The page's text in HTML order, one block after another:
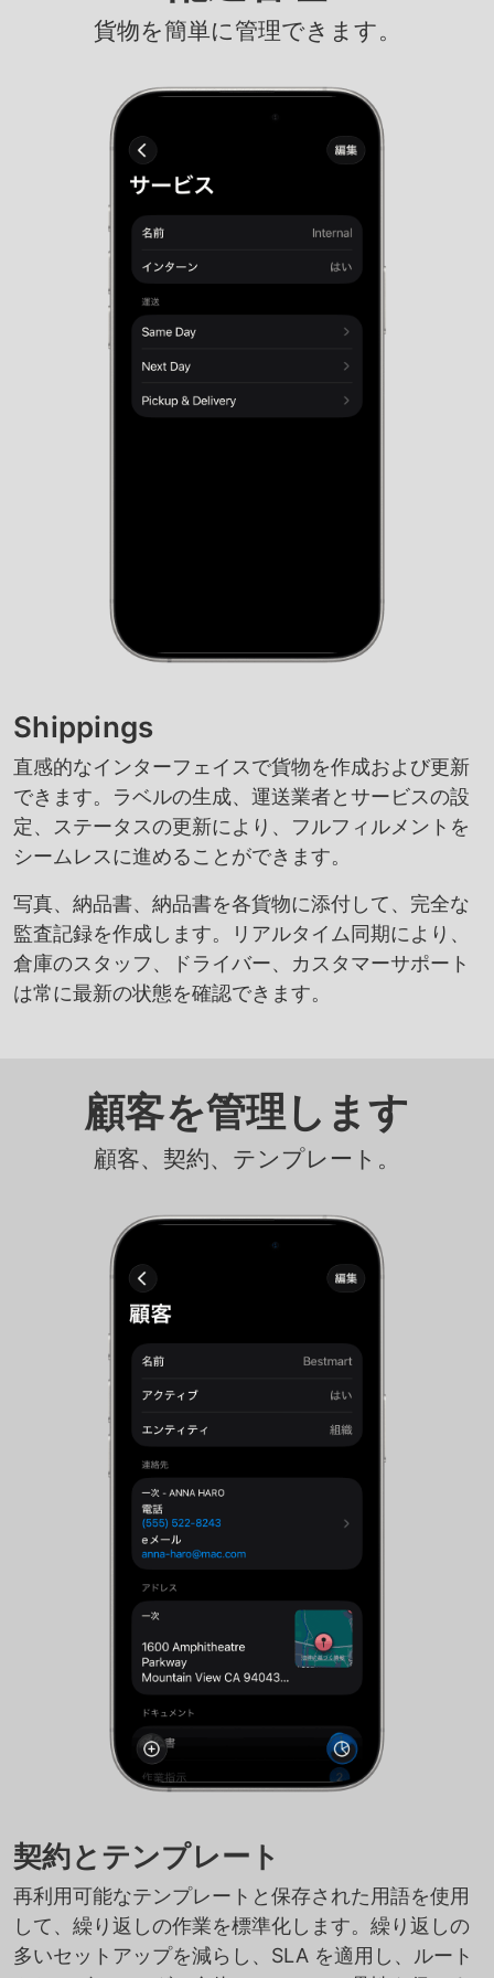
貨物を簡単に管理できます。
Shippings
直感的なインターフェイスで貨物を作成および更新
できます。ラベルの生成、運送業者とサービスの設
定、ステータスの更新により、フルフィルメントを
シームレスに進めることができます。
写真、納品書、納品書を各貨物に添付して、完全な
監査記録を作成します。リアルタイム同期により、
倉庫のスタッフ、ドライバー、カスタマーサポート
は常に最新の状態を確認できます。
顧客を管理します
顧客、契約、テンプレート。
契約とテンプレート
再利用可能なテンプレートと保存された用語を使用
して、繰り返しの作業を標準化します。繰り返しの
多いセットアップを減らし、SLA を適用し、ルート